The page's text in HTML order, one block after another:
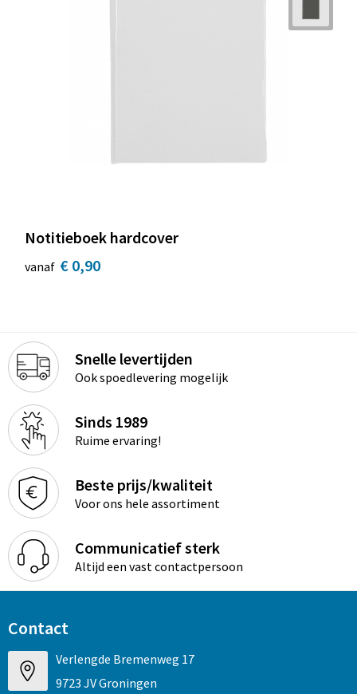
Notitieboek hardcover
vanaf € 0,90
Snelle levertijden
Ook spoedlevering mogelijk
Sinds 1989
Ruime ervaring!
Beste prijs/kwaliteit
Voor ons hele assortiment
Communicatief sterk
Altijd een vast contactpersoon
Contact
Verlengde Bremenweg 17
9723 JV Groningen